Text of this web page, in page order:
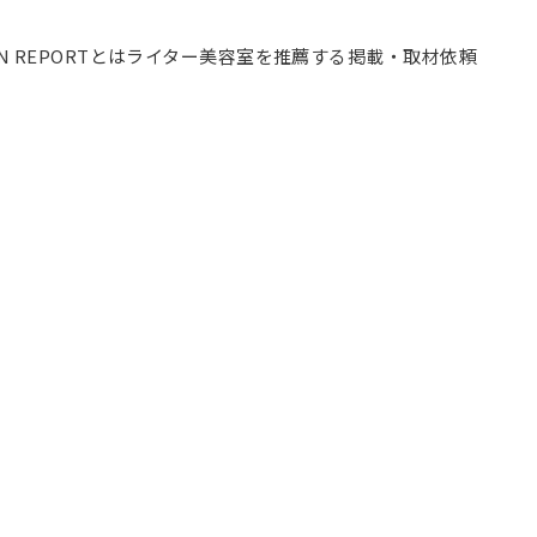
REPORTとはライター美容室を推薦する掲載・取材依頼